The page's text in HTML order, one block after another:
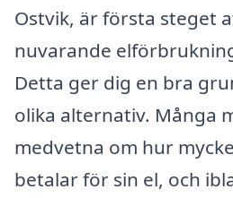
Ostvik, är första steget
nuvarande
Detta ger dig en bra
olika alternativ. Många
medvetna om hur
betalar för sin el, och